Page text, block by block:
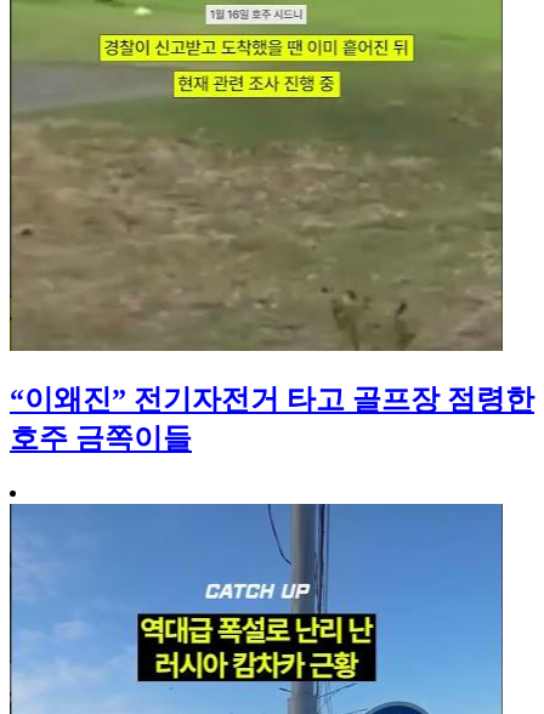
“이왜진” 전기자전거 타고 골프장 점령한
호주 금쪽이들